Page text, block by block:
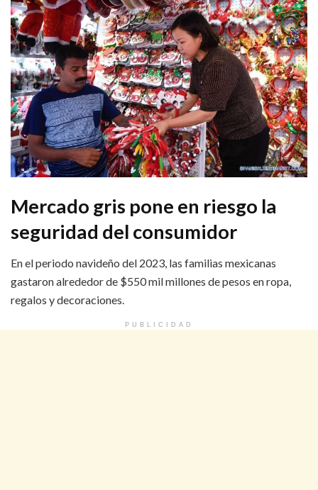
Mercado gris pone en riesgo la
seguridad del consumidor
En el periodo navideño del 2023, las familias mexicanas
gastaron alrededor de $550 mil millones de pesos en ropa,
regalos y decoraciones.
PUBLICIDAD